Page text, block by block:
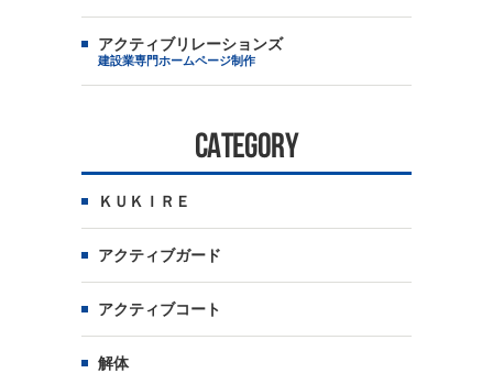
アクティブリレーションズ
建設業専門ホームページ制作
CATEGORY
ＫＵＫＩＲＥ
アクティブガード
アクティブコート
解体